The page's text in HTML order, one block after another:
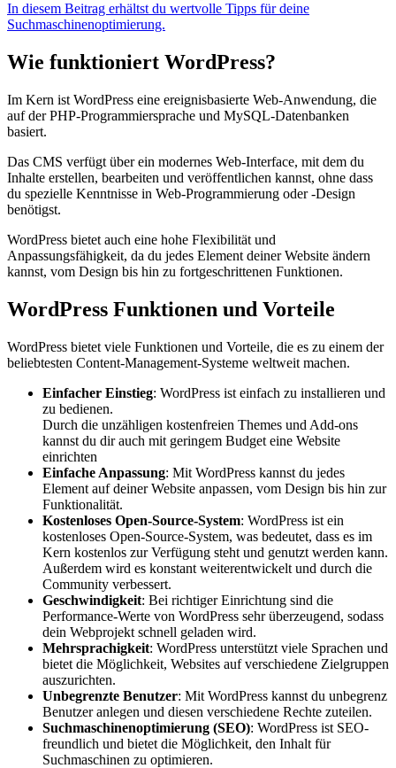
In diesem Beitrag erhältst du wertvolle Tipps für deine
Suchmaschinenoptimierung.
Wie funktioniert WordPress?
Im Kern ist WordPress eine ereignisbasierte Web-Anwendung, die
auf der PHP-Programmiersprache und MySQL-Datenbanken
basiert.
Das CMS verfügt über ein modernes Web-Interface, mit dem du
Inhalte erstellen, bearbeiten und veröffentlichen kannst, ohne dass
du spezielle Kenntnisse in Web-Programmierung oder -Design
benötigst.
WordPress bietet auch eine hohe Flexibilität und
Anpassungsfähigkeit, da du jedes Element deiner Website ändern
kannst, vom Design bis hin zu fortgeschrittenen Funktionen.
WordPress Funktionen und Vorteile
WordPress bietet viele Funktionen und Vorteile, die es zu einem der
beliebtesten Content-Management-Systeme weltweit machen.
Einfacher Einstieg: WordPress ist einfach zu installieren und
zu bedienen.
Durch die unzähligen kostenfreien Themes und Add-ons
kannst du dir auch mit geringem Budget eine Website
einrichten
Einfache Anpassung: Mit WordPress kannst du jedes
Element auf deiner Website anpassen, vom Design bis hin zur
Funktionalität.
Kostenloses Open-Source-System: WordPress ist ein
kostenloses Open-Source-System, was bedeutet, dass es im
Kern kostenlos zur Verfügung steht und genutzt werden kann.
Außerdem wird es konstant weiterentwickelt und durch die
Community verbessert.
Geschwindigkeit: Bei richtiger Einrichtung sind die
Performance-Werte von WordPress sehr überzeugend, sodass
dein Webprojekt schnell geladen wird.
Mehrsprachigkeit: WordPress unterstützt viele Sprachen und
bietet die Möglichkeit, Websites auf verschiedene Zielgruppen
auszurichten.
Unbegrenzte Benutzer: Mit WordPress kannst du unbegrenz
Benutzer anlegen und diesen verschiedene Rechte zuteilen.
Suchmaschinenoptimierung (SEO): WordPress ist SEO-
freundlich und bietet die Möglichkeit, den Inhalt für
Suchmaschinen zu optimieren.